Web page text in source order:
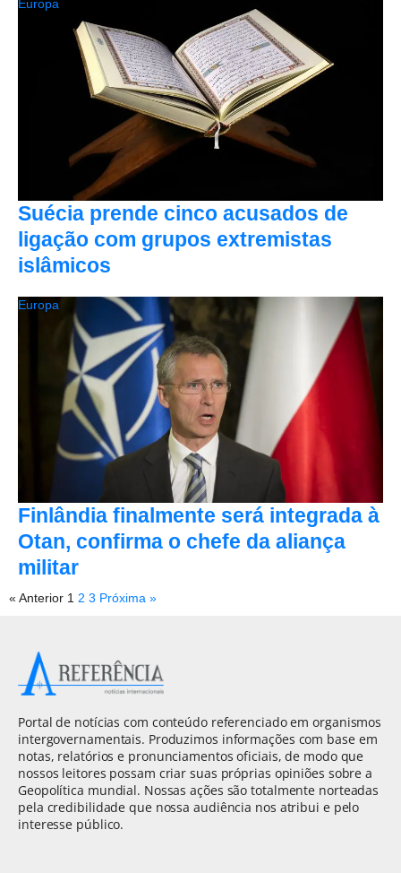
Suécia prende cinco acusados de
ligação com grupos extremistas
islâmicos
Europa
Finlândia finalmente será integrada à
Otan, confirma o chefe da aliança
militar
Europa
« Anterior 1 2 3 Próxima »
Portal de notícias com conteúdo referenciado em organismos
intergovernamentais. Produzimos informações com base em
notas, relatórios e pronunciamentos oficiais, de modo que
nossos leitores possam criar suas próprias opiniões sobre a
Geopolítica mundial. Nossas ações são totalmente norteadas
pela credibilidade que nossa audiência nos atribui e pelo
interesse público.